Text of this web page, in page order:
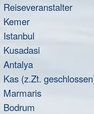
Reiseveranstalter
Kemer
Istanbul
Kusadasi
Antalya
Kas (z.Zt.
Marmaris
Bodrum